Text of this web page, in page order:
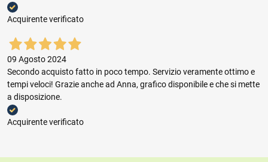
Acquirente verificato
09 Agosto 2024
Secondo acquisto fatto in poco tempo. Servizio veramente ottimo e
tempi veloci! Grazie anche ad Anna, grafico disponibile e che si mette
a disposizione.
Acquirente verificato